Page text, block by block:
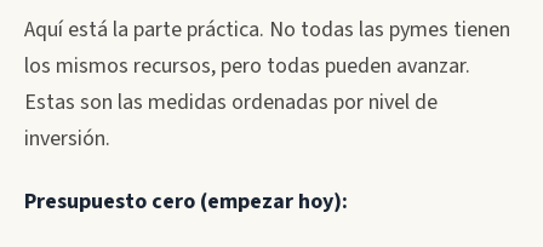
Aquí está la parte práctica. No todas las pymes tienen
los mismos recursos, pero todas pueden avanzar.
Estas son las medidas ordenadas por nivel de
inversión.
Presupuesto cero (empezar hoy):